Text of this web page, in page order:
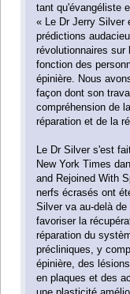
tant qu'évangéliste
« Le Dr Jerry Silver
prédictions
révolutionnaires sur
fonction des
épinière. Nous
façon dont son
compréhension de
réparation et de la
Le Dr Silver s'est
New York Times
and Rejoined With
nerfs écrasés ont
Silver va au-delà
favoriser la
réparation du
précliniques, y
épinière, des
en plaques et des